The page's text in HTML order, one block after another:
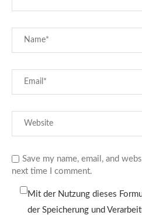
Save my name, email, and
next time I comment.
Mit der Nutzung dieses
der Speicherung und